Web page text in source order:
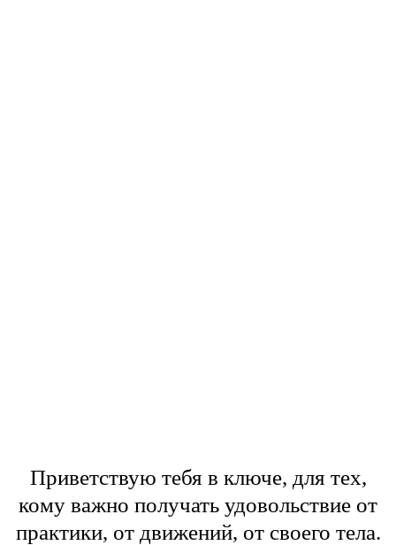
Приветствую тебя в ключе, для тех,
кому важно получать удовольствие от
практики, от движений, от своего тела.